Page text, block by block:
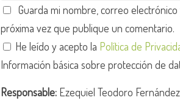
Guarda mi nombre, correo
próxima vez que publique un comentario.
He leído y acepto la Política de
Información básica sobre protección de
Responsable: Ezequiel Teodoro